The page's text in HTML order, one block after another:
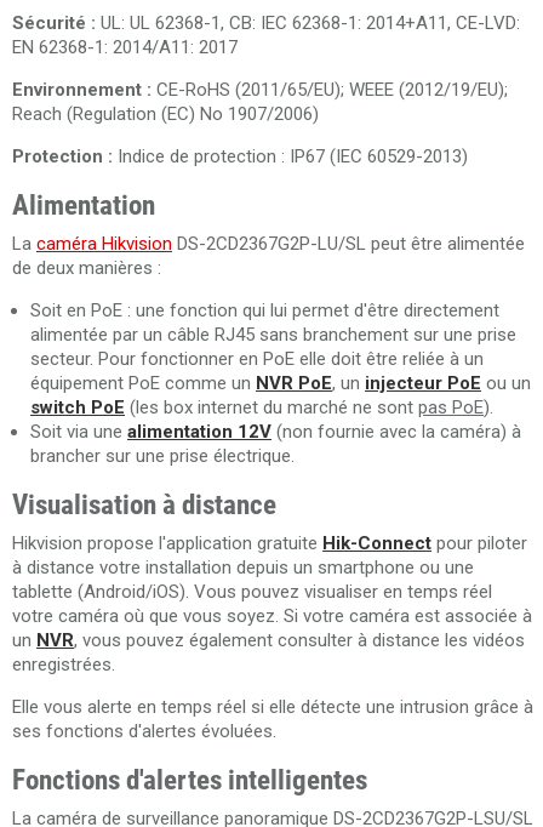
Sécurité : UL: UL 62368-1, CB: IEC 62368-1: 2014+A11, CE-LVD:
EN 62368-1: 2014/A11: 2017
Environnement : CE-RoHS (2011/65/EU); WEEE (2012/19/EU);
Reach (Regulation (EC) No 1907/2006)
Protection : Indice de protection : IP67 (IEC 60529-2013)
Alimentation
La caméra Hikvision DS-2CD2367G2P-LU/SL peut être alimentée
de deux manières :
Soit en PoE : une fonction qui lui permet d'être directement
alimentée par un câble RJ45 sans branchement sur une prise
secteur. Pour fonctionner en PoE elle doit être reliée à un
équipement PoE comme un NVR PoE, un injecteur PoE ou un
switch PoE (les box internet du marché ne sont pas PoE).
Soit via une alimentation 12V (non fournie avec la caméra) à
brancher sur une prise électrique.
Visualisation à distance
Hikvision propose l'application gratuite Hik-Connect pour piloter
à distance votre installation depuis un smartphone ou une
tablette (Android/iOS). Vous pouvez visualiser en temps réel
votre caméra où que vous soyez. Si votre caméra est associée à
un NVR, vous pouvez également consulter à distance les vidéos
enregistrées.
Elle vous alerte en temps réel si elle détecte une intrusion grâce à
ses fonctions d'alertes évoluées.
Fonctions d'alertes intelligentes
La caméra de surveillance panoramique DS-2CD2367G2P-LSU/SL